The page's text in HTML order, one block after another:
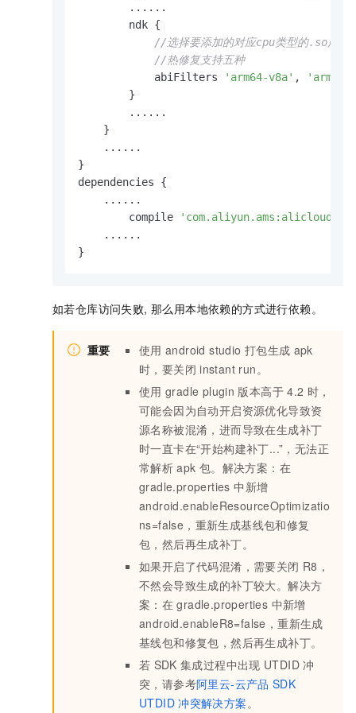
        ......
        ndk {
//选择要添加的对应cpu类型的.so库。
//热修复支持五种
            abiFilters
'arm64-v8a' ,
        }
        ......
    }
    ......
}
dependencies {
    ......
        compile
'com.aliyun.ams:alicloud-
    ......
}
如若仓库访问失败, 那么用本地依赖的方式进行依赖。
重要 使用 android studio 打包生成 apk
时，要关闭 instant run。
使用 gradle plugin 版本高于 4.2 时，
可能会因为自动开启资源优化导致资
源名称被混淆，进而导致在生成补丁
时一直卡在“开始构建补丁...”，无法正
常解析 apk 包。解决方案：在
gradle.properties 中新增
android.enableResourceOptimizatio
ns=false，重新生成基线包和修复
包，然后再生成补丁。
如果开启了代码混淆，需要关闭 R8，
不然会导致生成的补丁较大。解决方
案：在 gradle.properties 中新增
android.enableR8=false，重新生成
基线包和修复包，然后再生成补丁。
若 SDK 集成过程中出现 UTDID 冲
突，请参考阿里云-云产品 SDK
UTDID 冲突解决方案。